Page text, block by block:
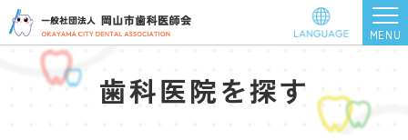
歯科医院を探す